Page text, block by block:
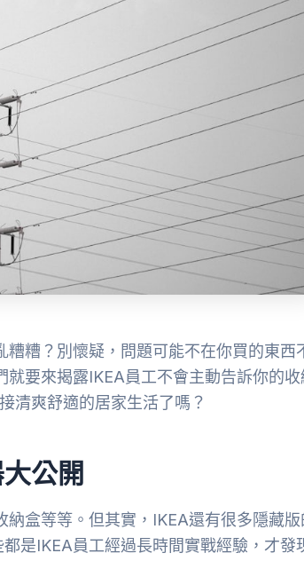
糟？別懷疑，問題可能不在你買的東西
要來揭露IKEA員工不會主動告訴你的收
清爽舒適的居家生活了嗎？
公開
盒等等。但其實，IKEA還有很多隱藏版
是IKEA員工經過長時間實戰經驗，才發